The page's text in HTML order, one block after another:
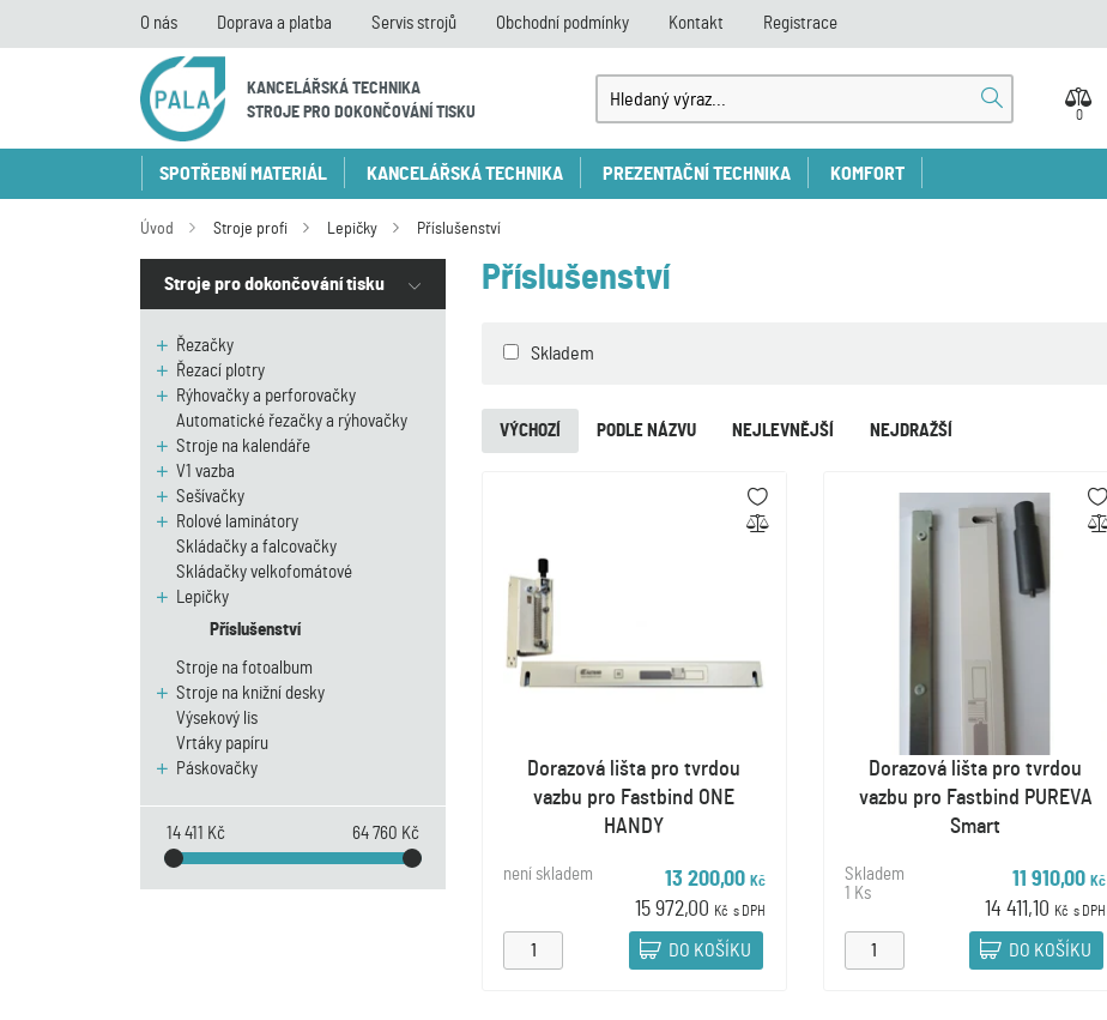
O nás Doprava a platba Servis strojů Obchodní podmínky Kontakt Registrace
KANCELÁŘSKÁ TECHNIKA
STROJE PRO DOKONČOVÁNÍ TISKU
0
SPOTŘEBNÍ MATERIÁL KANCELÁŘSKÁ TECHNIKA PREZENTAČNÍ TECHNIKA KOMFORT
Úvod Stroje profi Lepičky Příslušenství
Stroje pro dokončování tisku
Řezačky
Řezací plotry
Rýhovačky a perforovačky
Automatické řezačky a rýhovačky
Stroje na kalendáře
V1 vazba
Sešívačky
Rolové laminátory
Skládačky a falcovačky
Skládačky velkofomátové
Lepičky
Příslušenství
Stroje na fotoalbum
Stroje na knižní desky
Výsekový lis
Vrtáky papíru
Páskovačky
14 411 Kč 64 760 Kč
Příslušenství
Skladem
NEJLEVNĚJŠÍ NEJDRAŽŠÍ
PODLE NÁZVU
VÝCHOZÍ
Dorazová lišta pro tvrdou
vazbu pro Fastbind ONE
HANDY
není skladem 13 200,00 Kč
15 972,00 Kč s DPH
DO KOŠÍKU
Dorazová lišta pro tvrdou
vazbu pro Fastbind PUREVA
Smart
Skladem
1 Ks
11 910,00Kč
14 411,10 Kč s DPH
DO KOŠÍKU